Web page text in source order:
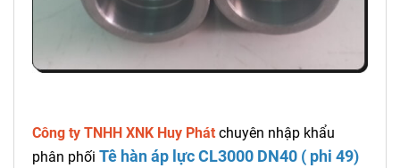
Công ty TNHH XNK Huy Phát chuyên nhập khẩu
phân phối Tê hàn áp lực CL3000 DN40 ( phi 49)